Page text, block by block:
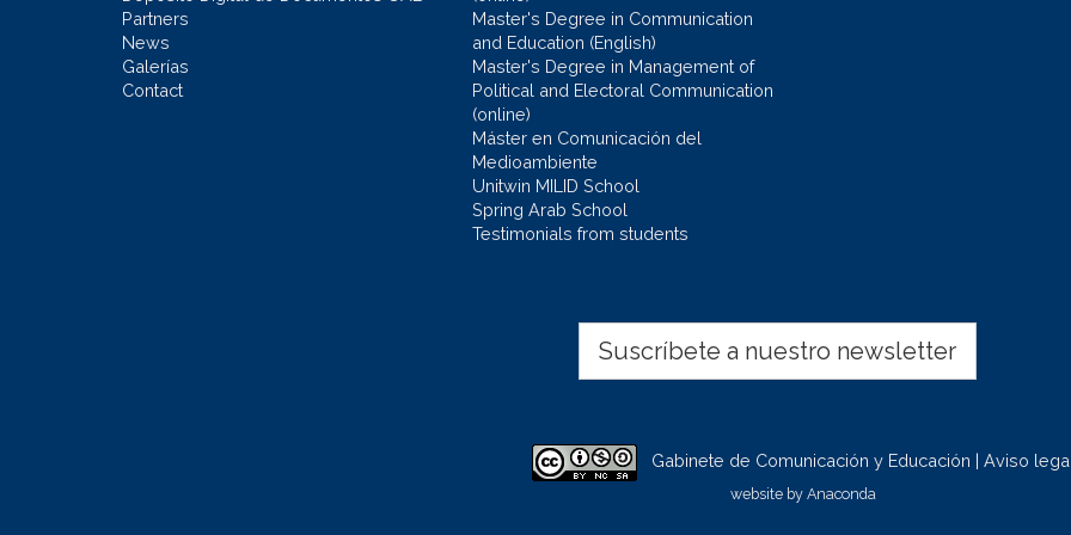
Partners
News
Galerías
Contact
Master's Degree in Communication
and Education (English)
Master's Degree in Management of
Political and Electoral Communication
(online)
Máster en Comunicación del
Medioambiente
Unitwin MILID School
Spring Arab School
Testimonials from students
Suscríbete a nuestro newsletter
Gabinete de Comunicación y Educación | Aviso
website by Anaconda